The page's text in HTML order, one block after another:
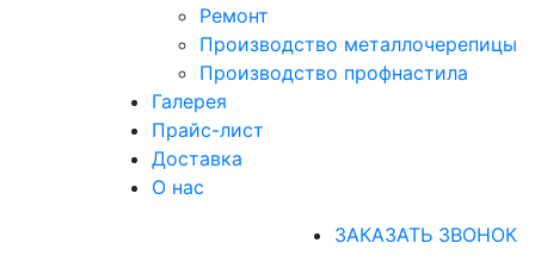
Ремонт
Производство металлочерепицы
Производство профнастила
Галерея
Прайс-лист
Доставка
О нас
ЗАКАЗАТЬ ЗВОНОК